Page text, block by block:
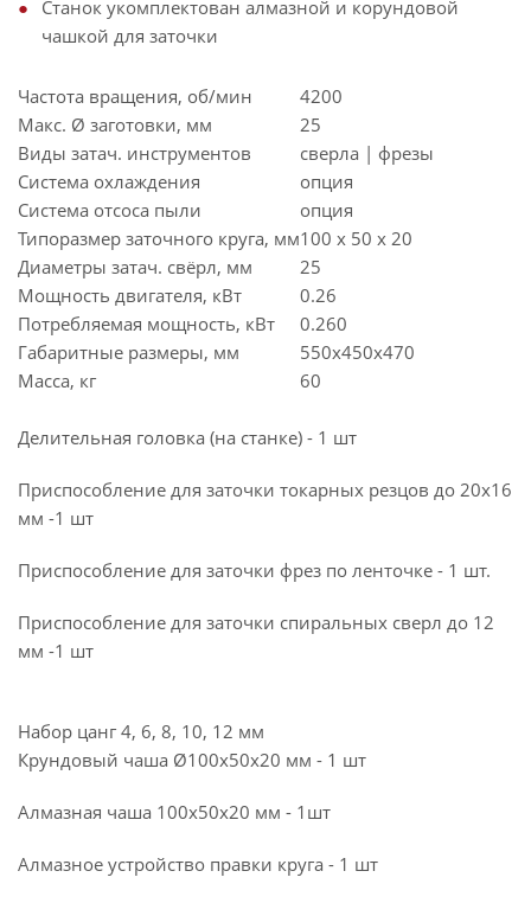
Станок укомплектован алмазной и корундовой
чашкой для заточки
Частота вращения, об/мин
4200
Макс. Ø заготовки, мм
25
Виды затач. инструментов
сверла | фрезы
Система охлаждения
опция
Система отсоса пыли
опция
Типоразмер заточного круга, мм100 x 50 x 20
Диаметры затач. свёрл, мм
25
Мощность двигателя, кВт
0.26
Потребляемая мощность, кВт
0.260
Габаритные размеры, мм
550х450х470
Масса, кг
60
Делительная головка (на станке) - 1 шт
Приспособление для заточки токарных резцов до 20х16
мм -1 шт
Приспособление для заточки фрез по ленточке - 1 шт.
Приспособление для заточки спиральных сверл до 12
мм -1 шт
Набор цанг 4, 6, 8, 10, 12 мм
Крундовый чаша Ø100x50x20 мм - 1 шт
Алмазная чаша 100х50х20 мм - 1шт
Алмазное устройство правки круга - 1 шт